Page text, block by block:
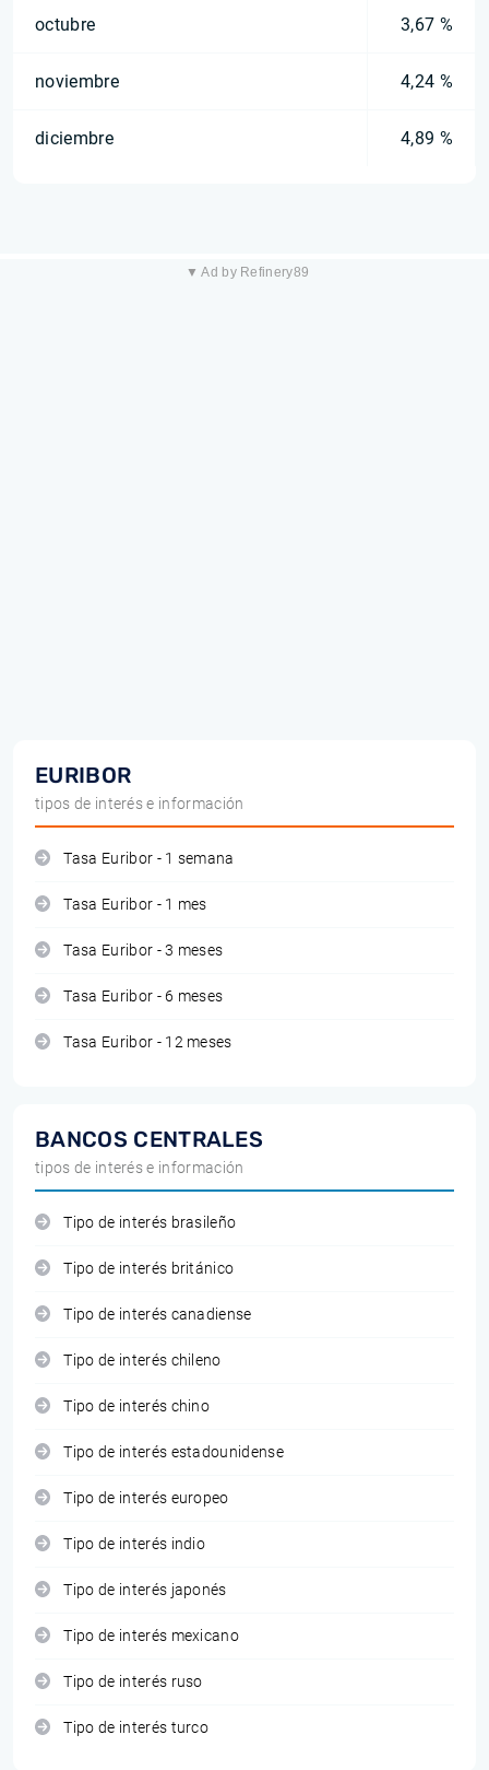
octubre 3,67 %
noviembre 4,24 %
diciembre 4,89 %
▼ Ad by Refinery89
EURIBOR
tipos de interés e información
Tasa Euribor - 1 semana
Tasa Euribor - 1 mes
Tasa Euribor - 3 meses
Tasa Euribor - 6 meses
Tasa Euribor - 12 meses
BANCOS CENTRALES
tipos de interés e información
Tipo de interés brasileño
Tipo de interés británico
Tipo de interés canadiense
Tipo de interés chileno
Tipo de interés chino
Tipo de interés estadounidense
Tipo de interés europeo
Tipo de interés indio
Tipo de interés japonés
Tipo de interés mexicano
Tipo de interés ruso
Tipo de interés turco